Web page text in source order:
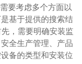
要考虑多个方面以
基于提供的搜索结
，需要明确安装监
全生产管理、产品
备的类型和安装位